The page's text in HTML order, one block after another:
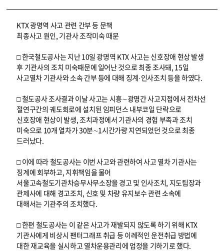
뉴스·홍보_보도자료 상세보기 – 내용, 파일, 담당자 연락처로 구성
KTX 광명역 사고 관련 간부 등 문책
최종사고 원인, 기관사 조작미숙 때문
□ 한국철도공사는 지난 10일 광명역 KTX 사고는 신호장애 현상 발생
후 기관사의 조치 미숙때문에 일어난 것으로 최종 조사돼, 15일
사고열차 기관사와 소속 간부 등에 대해 징계·인사조치 등을 하였다.
□ 철도공사 조사결과 이날 사고는 시흥∼광명간 사고지점에서 전차선
절연구간의 궤도회로에 설치된 임피던스 내부코일 단락으로
신호장애 현상이 발생, 조치과정에서 기관사의 경험 부족과 조치
미숙으로 10개 열차가 30분∼1시간가량 지연되었던 것으로 최종
드러났다.
□ 이에 따라 철도공사는 이번 사고와 관련하여 사고 열차 기관사는
징계에 회부하고, 지휘책임을 물어
서울고속철도기관차승무사무소장을 경고 및 인사조치, 지도팀장과
관제사에 대해 경고조치, 신호 및 차량 유지보수 관련 소속에
대해서는 기관주의 조치했다.
□ 한편 철도공사는 이 같은 사고가 재발되지 않도록 하기 위해 KTX
기관사에게 비상시 팬터그래프 취급 등 이례적인 운전취급 방법에
대한 재교육을 실시하고 열차운용관리에 엄정을 기하기로 했다.